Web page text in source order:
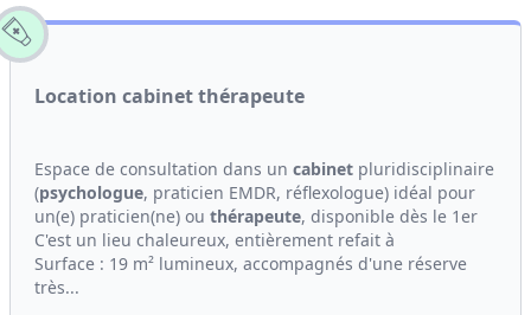
Location cabinet thérapeute
Espace de consultation dans un cabinet pluridisciplinaire
(psychologue, praticien EMDR, réflexologue) idéal pour
un(e) praticien(ne) ou thérapeute, disponible dès le 1er
C'est un lieu chaleureux, entièrement refait à
Surface : 19 m² lumineux, accompagnés d'une réserve
très...